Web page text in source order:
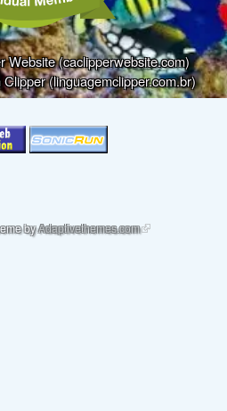
(caclipperwebsite.com)
(linguagemclipper.com.br)
byAdaptivethemes.com(link is external)